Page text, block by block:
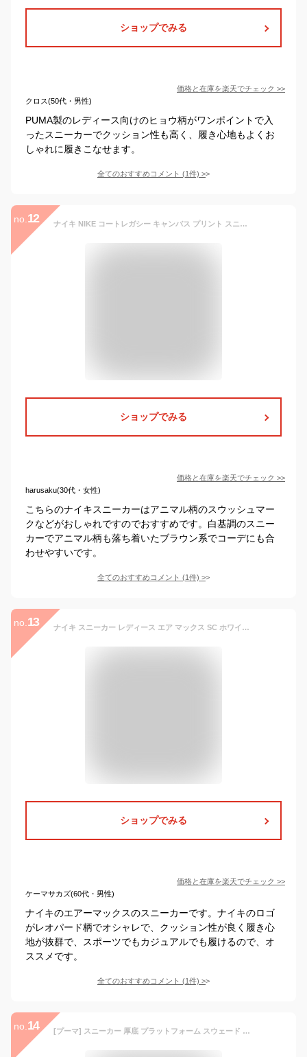
ショップでみる
価格と在庫を楽天でチェック >>
クロス(50代・男性)
PUMA製のレディース向けのヒョウ柄がワンポイントで入
ったスニーカーでクッション性も高く、履き心地もよくお
しゃれに履きこなせます。
全てのおすすめコメント (1件) >
no. 12 ナイキ NIKE コートレガシー キャンバス プリント スニーカー アニマル柄 レディース 23-25 DV7008 001
ショップでみる
価格と在庫を楽天でチェック >>
harusaku(30代・女性)
こちらのナイキスニーカーはアニマル柄のスウッシュマー
クなどがおしゃれですのでおすすめです。白基調のスニー
カーでアニマル柄も落ち着いたブラウン系でコーデにも合
わせやすいです。
全てのおすすめコメント (1件) >
no. 13 ナイキ スニーカー レディース エア マックス SC ホワイト 白 シューズ 靴 ローカット ブランド シンプル カジュアル スポーティー 人気 おしゃれ エアマックス アニマル レオパード ロゴ アウトドア レジャー サミットホワイト NIKE AIR 国内正規品
ショップでみる
価格と在庫を楽天でチェック >>
ケーマサカズ(60代・男性)
ナイキのエアーマックスのスニーカーです。ナイキのロゴ
がレオパード柄でオシャレで、クッション性が良く履き心
地が抜群で、スポーツでもカジュアルでも履けるので、オ
ススメです。
全てのおすすめコメント (1件) >
no. 14 [プーマ] スニーカー 厚底 プラットフォーム スウェード マユ アニマル 391080 レディース 23年春夏カラー フェザーグレー/プーマブラック 24.5 cm